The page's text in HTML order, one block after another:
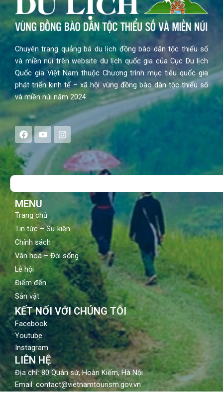
Chuyên trang quảng bá du lịch đồng bào dân tộc thiểu số
và miền núi trên website du lịch quốc gia của Cục Du lịch
Quốc gia Việt Nam thuộc Chương trình mục tiêu quốc gia
phát triển kinh tế – xã hội vùng đồng bào dân tộc thiểu số
và miền núi năm 2024
F
a
e
b
o
Y
o
t
b
I
n
s
a
g
Search
MENU
Trang chủ
Tin tức – Sự kiện
Chính sách
Văn hoá – Đời sống
Lễ hội
Điểm đến
Sản vật
KẾT NỐI VỚI CHÚNG TÔI
Facebook
Youtube
Instagram
LIÊN HỆ
Địa chỉ: 80 Quán sứ, Hoàn Kiếm, Hà Nội
Email: contact@vietnamtourism.gov.vn